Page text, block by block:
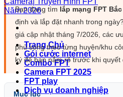
Trang Chủ
Gói cước internet
Combo FPT
Camera FPT 2025
FPT play
Dịch vụ doanh nghiệp
Bạn đang tìm lắp mạng FPT
định và lắp đặt nhanh trong
giá cập nhật tháng 7/2026, các
phủ sóng theo từng huyện/khu
ký để bạn nắm rõ trước khi quyết
Mục lục